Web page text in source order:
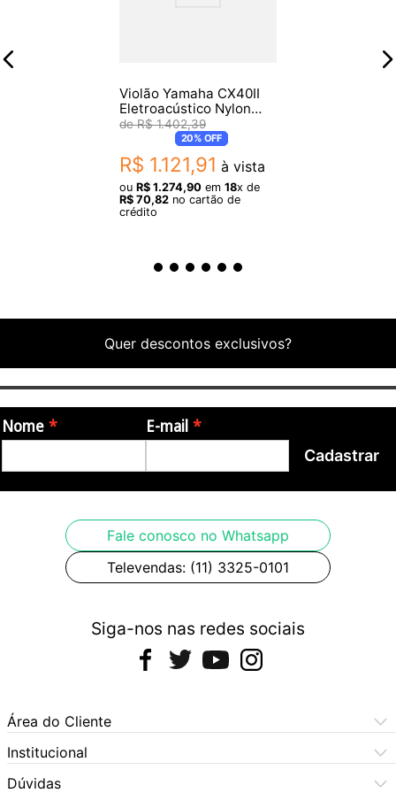
- Tarraxas douradas;
Violão Yamaha CX40II
Eletroacústico Nylon
Natural
R$ 1.402,39
20%OFF
R$ 1.121,91 à vista
ou R$ 1.274,90 em 18x de
R$ 70,82 no cartão de
crédito
Quer descontos exclusivos?
Nome E-mail
Cadastrar
Fale conosco no Whatsapp
Televendas: (11) 3325-0101
Siga-nos nas redes sociais
Área do Cliente
Meus Pedidos
Meus Dados
Institucional
Central de Atendimento
Dúvidas